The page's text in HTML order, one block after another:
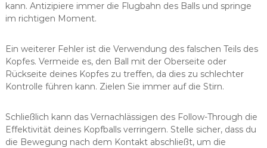
kann. Antizipiere immer die Flugbahn des Balls und springe
im richtigen Moment.
Ein weiterer Fehler ist die Verwendung des falschen Teils des
Kopfes. Vermeide es, den Ball mit der Oberseite oder
Rückseite deines Kopfes zu treffen, da dies zu schlechter
Kontrolle führen kann. Zielen Sie immer auf die Stirn.
Schließlich kann das Vernachlässigen des Follow-Through die
Effektivität deines Kopfballs verringern. Stelle sicher, dass du
die Bewegung nach dem Kontakt abschließt, um die